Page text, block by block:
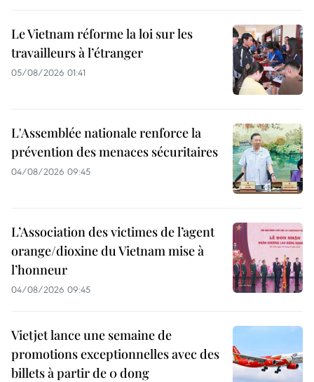
Le Vietnam réforme la loi sur les
travailleurs à l’étranger
05/08/2026 01:41
L'Assemblée nationale renforce la
prévention des menaces sécuritaires
04/08/2026 09:45
L’Association des victimes de l’agent
orange/dioxine du Vietnam mise à
l’honneur
04/08/2026 09:45
Vietjet lance une semaine de
promotions exceptionnelles avec des
billets à partir de 0 dong